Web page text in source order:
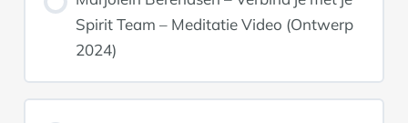
Spirit Team – Meditatie Video (Ontwerp
2024)